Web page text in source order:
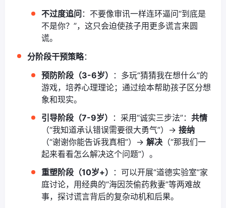
不过度追问 ：不要像审讯一样连环逼问“到底是
不是你？”，这只会迫使孩子用更多谎言来圆
谎。
分阶段干预策略：
预防阶段（3-6岁）
：多玩“猜猜我在想什么”的
游戏，培养心理理论；通过绘本帮助孩子区分想
象和现实。
引导阶段（7-9岁）
：采用“诚实三步法”： 共情
（“我知道承认错误需要很大勇气”）→ 接纳
（“谢谢你能告诉我真相”）→ 解决 （“那我们一
起来看看怎么解决这个问题”）。
重塑阶段（10岁+）
：可以开展“道德实验室”家
庭讨论，用经典的“海因茨偷药救妻”等两难故
事，探讨谎言背后的复杂动机和后果。